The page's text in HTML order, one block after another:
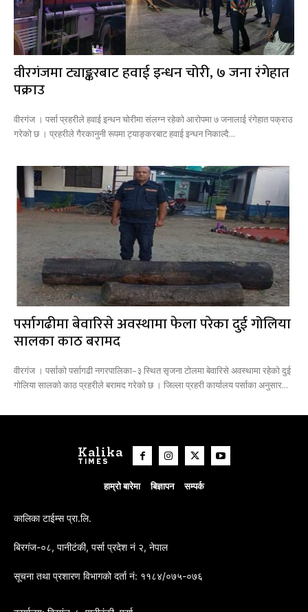
वीरगंजमा ट्याङ्करबाट हवाई इन्धन चोरी, ७ जना रंगेहात
पक्राउ
वीरगंज । पर्सा प्रहरीले हवाई इन्धन चोरीमा संलग्न रहेको आरोपमा ७ जनालाई रंगेहात पक्राउ
गरेको छ । प्रहरीले गैरकानुनी रूपमा ट्याङ्करबाट हवाई इन्धन निकाल्दै...
पर्सागढीमा बेवारिसे अवस्थामा फेला परेका दुई गोलिया
सालका काठ बरामद
वीरगंज । पर्साको पर्सागढी नगरपालिका–३ स्थित सृजना टोलमा बेवारिसे अवस्थामा रहेको दुई
गोलिया सालको काठ प्रहरीले बरामद गरेको छ । जिल्ला प्रहरी कार्यालय पर्साका अनुसार...
Kalika
TIMES
हाम्रो बारेमा बिज्ञापन सम्पर्क
कालिका टाईम्स प्रा.लि.
बिरगंज-०८, पानीटंकी, पर्सा प्रदेश नं २, नेपाल
सूचना तथा प्रशारण विभागको दर्ता नं: ११८४/०७५-०७६